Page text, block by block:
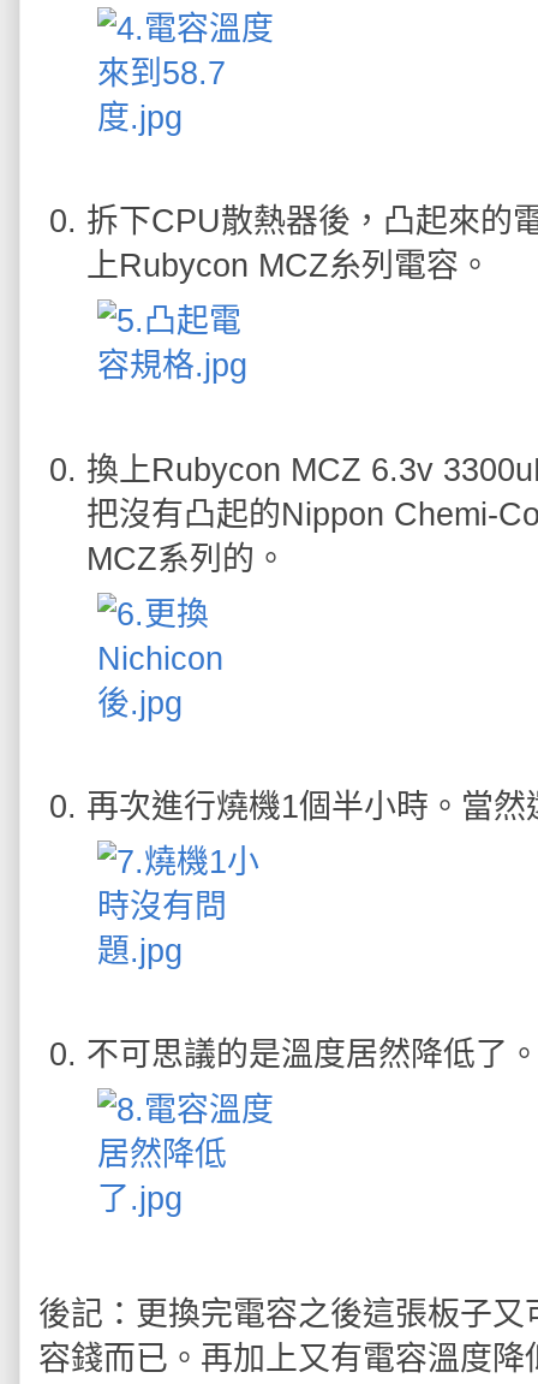
拆下CPU散熱器後，凸起來的
上Rubycon MCZ糸列電容。
換上Rubycon MCZ 6.3v
把沒有凸起的Nippon Chemi-
MCZ系列的。
再次進行燒機1個半小時。當
不可思議的是溫度居然降低了
後記：更換完電容之後這張板子
容錢而已。再加上又有電容溫度